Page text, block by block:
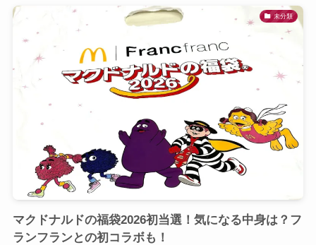
未分類
マクドナルドの福袋2026初当選！気になる中身は？フ
ランフランとの初コラボも！